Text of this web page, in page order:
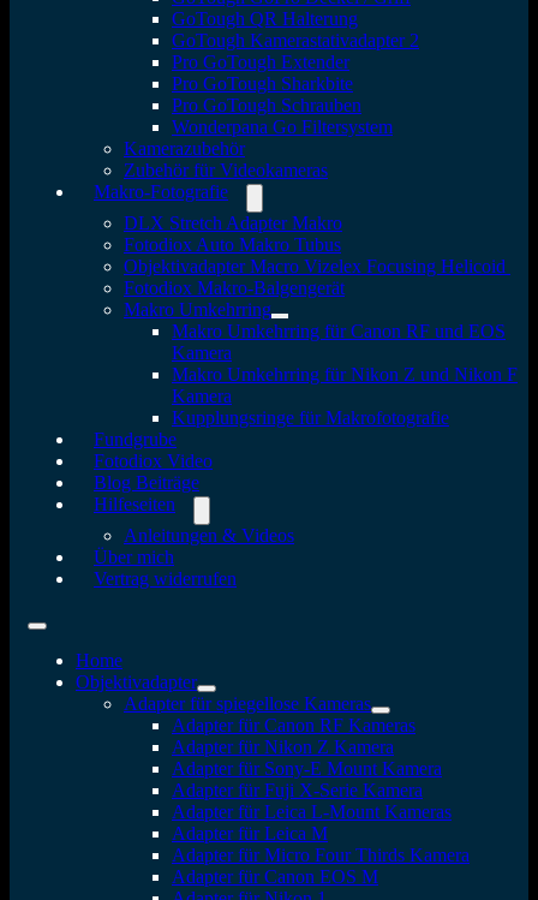
GoTough QR Halterung
GoTough Kamerastativadapter 2
Pro GoTough Extender
Pro GoTough Sharkbite
Pro GoTough Schrauben
Wonderpana Go Filtersystem
Kamerazubehör
Zubehör für Videokameras
Makro-Fotografie
DLX Stretch Adapter Makro
Fotodiox Auto Makro Tubus
Objektivadapter Macro Vizelex Focusing Helicoid
Fotodiox Makro-Balgengerät
Makro Umkehrring
Makro Umkehrring für Canon RF und EOS
Kamera
Makro Umkehrring für Nikon Z und Nikon F
Kamera
Kupplungsringe für Makrofotografie
Fundgrube
Fotodiox Video
Blog Beiträge
Hilfeseiten
Anleitungen & Videos
Über mich
Vertrag widerrufen
Home
Objektivadapter
Adapter für spiegellose Kameras
Adapter für Canon RF Kameras
Adapter für Nikon Z Kamera
Adapter für Sony-E Mount Kamera
Adapter für Fuji X-Serie Kamera
Adapter für Leica L-Mount Kameras
Adapter für Leica M
Adapter für Micro Four Thirds Kamera
Adapter für Canon EOS M